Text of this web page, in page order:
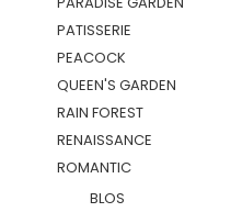
PATISSERIE
PEACOCK
QUEEN'S GARDEN
RAIN FOREST
RENAISSANCE
ROMANTIC
BLOS